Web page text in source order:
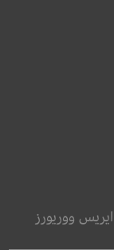
مشاهدة و تحميل فلم Iris Warriors 2022 ايريس ووريورز